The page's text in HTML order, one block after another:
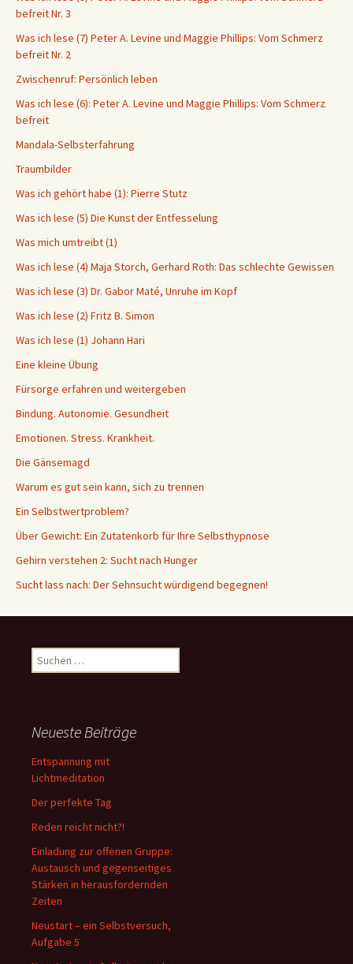
befreit Nr. 3
Was ich lese (7) Peter A. Levine und Maggie Phillips: Vom Schmerz
befreit Nr. 2
Zwischenruf: Persönlich leben
Was ich lese (6): Peter A. Levine und Maggie Phillips: Vom Schmerz
befreit
Mandala-Selbsterfahrung
Traumbilder
Was ich gehört habe (1): Pierre Stutz
Was ich lese (5) Die Kunst der Entfesselung
Was mich umtreibt (1)
Was ich lese (4) Maja Storch, Gerhard Roth: Das schlechte Gewissen
Was ich lese (3) Dr. Gabor Maté, Unruhe im Kopf
Was ich lese (2) Fritz B. Simon
Was ich lese (1) Johann Hari
Eine kleine Übung
Fürsorge erfahren und weitergeben
Bindung. Autonomie. Gesundheit
Emotionen. Stress. Krankheit.
Die Gänsemagd
Warum es gut sein kann, sich zu trennen
Ein Selbstwertproblem?
Über Gewicht: Ein Zutatenkorb für Ihre Selbsthypnose
Gehirn verstehen 2: Sucht nach Hunger
Sucht lass nach: Der Sehnsucht würdigend begegnen!
Suche
nach:
Neueste Beiträge
Entspannung mit
Lichtmeditation
Der perfekte Tag
Reden reicht nicht?!
Einladung zur offenen Gruppe:
Austausch und gegenseitiges
Stärken in herausfordernden
Zeiten
Neustart – ein Selbstversuch,
Aufgabe 5